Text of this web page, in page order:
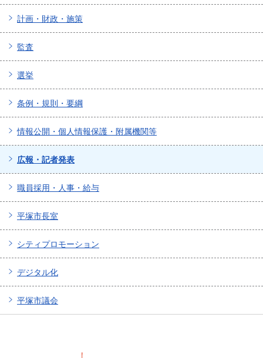
計画・財政・施策
監査
選挙
条例・規則・要綱
情報公開・個人情報保護・附属機関等
広報・記者発表
職員採用・人事・給与
平塚市長室
シティプロモーション
デジタル化
平塚市議会